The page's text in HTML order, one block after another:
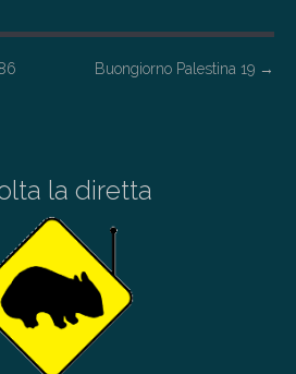
Buongiorno Palestina 19 →
la diretta